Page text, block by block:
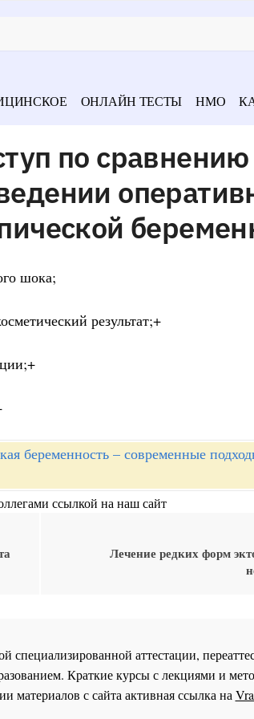
ОНЛАЙН ТЕСТЫ НМО
по сравнению
шока;
результат;+
беременность – современные
ссылкой на наш сайт
Лечение редких форм
специализированной аттестации,
Краткие курсы с лекциями и
материалов с сайта активная ссылка на